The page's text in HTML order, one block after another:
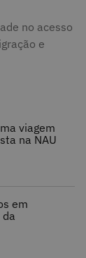
no acesso
e
viagem
na NAU
em